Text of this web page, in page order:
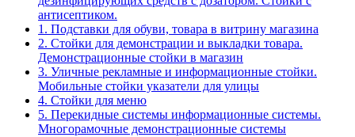
антисептиком.
1. Подставки для обуви, товара в витрину магазина
2. Стойки для демонстрации и выкладки товара.
Демонстрационные стойки в магазин
3. Уличные рекламные и информационные стойки.
Мобильные стойки указатели для улицы
4. Стойки для меню
5. Перекидные системы информационные системы.
Многорамочные демонстрационные системы